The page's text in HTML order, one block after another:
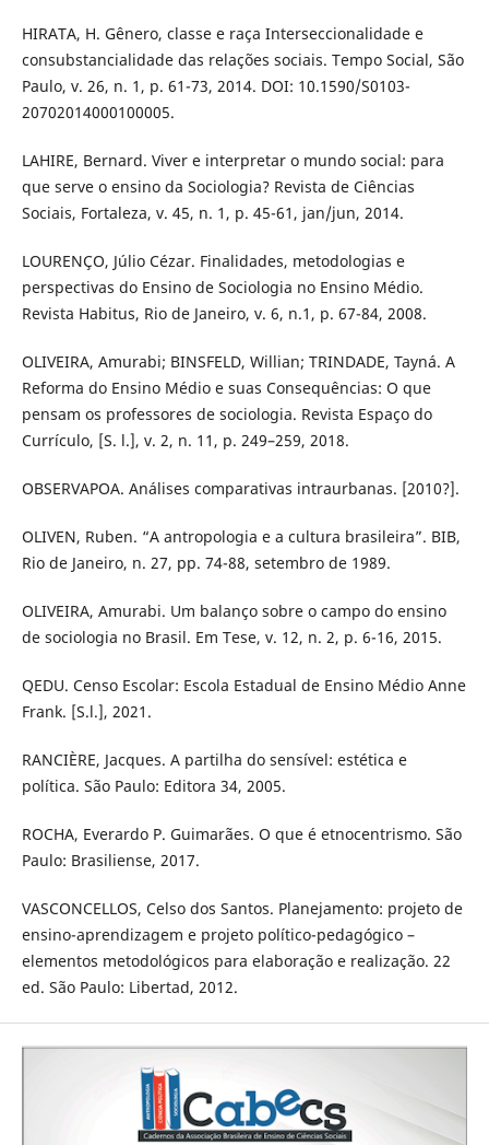
HIRATA, H. Gênero, classe e raça Interseccionalidade e
consubstancialidade das relações sociais. Tempo Social, São
Paulo, v. 26, n. 1, p. 61-73, 2014. DOI: 10.1590/S0103-
20702014000100005.
LAHIRE, Bernard. Viver e interpretar o mundo social: para
que serve o ensino da Sociologia? Revista de Ciências
Sociais, Fortaleza, v. 45, n. 1, p. 45-61, jan/jun, 2014.
LOURENÇO, Júlio Cézar. Finalidades, metodologias e
perspectivas do Ensino de Sociologia no Ensino Médio.
Revista Habitus, Rio de Janeiro, v. 6, n.1, p. 67-84, 2008.
OLIVEIRA, Amurabi; BINSFELD, Willian; TRINDADE, Tayná. A
Reforma do Ensino Médio e suas Consequências: O que
pensam os professores de sociologia. Revista Espaço do
Currículo, [S. l.], v. 2, n. 11, p. 249–259, 2018.
OBSERVAPOA. Análises comparativas intraurbanas. [2010?].
OLIVEN, Ruben. “A antropologia e a cultura brasileira”. BIB,
Rio de Janeiro, n. 27, pp. 74-88, setembro de 1989.
OLIVEIRA, Amurabi. Um balanço sobre o campo do ensino
de sociologia no Brasil. Em Tese, v. 12, n. 2, p. 6-16, 2015.
QEDU. Censo Escolar: Escola Estadual de Ensino Médio Anne
Frank. [S.l.], 2021.
RANCIÈRE, Jacques. A partilha do sensível: estética e
política. São Paulo: Editora 34, 2005.
ROCHA, Everardo P. Guimarães. O que é etnocentrismo. São
Paulo: Brasiliense, 2017.
VASCONCELLOS, Celso dos Santos. Planejamento: projeto de
ensino-aprendizagem e projeto político-pedagógico –
elementos metodológicos para elaboração e realização. 22
ed. São Paulo: Libertad, 2012.